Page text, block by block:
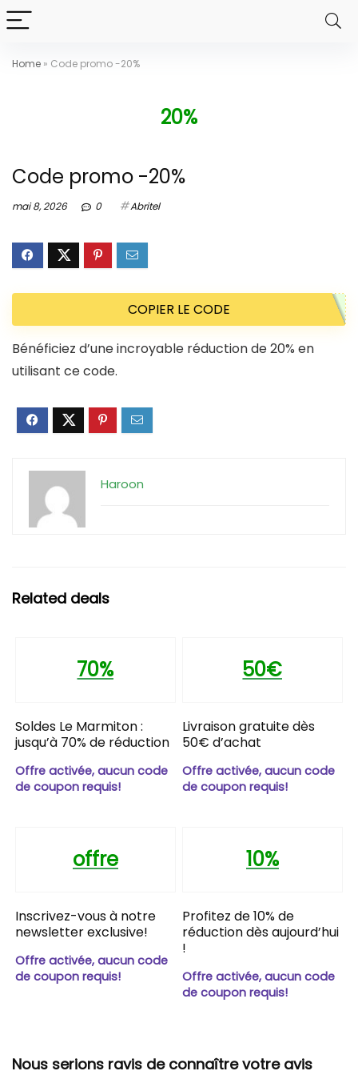
Home » Code promo -20%
20%
Code promo -20%
mai 8, 2026 0 Abritel
COPIER LE CODE
Bénéficiez d’une incroyable réduction de 20% en
utilisant ce code.
Haroon
Related deals
70%
Soldes Le Marmiton :
jusqu’à 70% de réduction
Offre activée, aucun code
de coupon requis!
50€
Livraison gratuite dès
50€ d’achat
Offre activée, aucun code
de coupon requis!
offre
Inscrivez-vous à notre
newsletter exclusive!
Offre activée, aucun code
de coupon requis!
10%
Profitez de 10% de
réduction dès aujourd’hui
!
Offre activée, aucun code
de coupon requis!
Nous serions ravis de connaître votre avis